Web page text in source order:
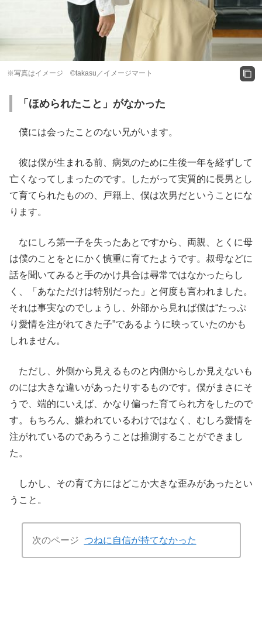
※写真はイメージ ©takasu／イメージマート
「ほめられたこと」がなかった
僕には会ったことのない兄がいます。
彼は僕が生まれる前、病気のために生後一年を経ずして
亡くなってしまったのです。したがって実質的に長男とし
て育てられたものの、戸籍上、僕は次男だということにな
ります。
なにしろ第一子を失ったあとですから、両親、とくに母
は僕のことをとにかく慎重に育てたようです。叔母などに
話を聞いてみると手のかけ具合は尋常ではなかったらし
く、「あなただけは特別だった」と何度も言われました。
それは事実なのでしょうし、外部から見れば僕は“たっぷ
り愛情を注がれてきた子”であるように映っていたのかも
しれません。
ただし、外側から見えるものと内側からしか見えないも
のには大きな違いがあったりするものです。僕がまさにそ
うで、端的にいえば、かなり偏った育てられ方をしたので
す。もちろん、嫌われているわけではなく、むしろ愛情を
注がれているのであろうことは推測することができまし
た。
しかし、その育て方にはどこか大きな歪みがあったとい
うこと。
次のページ つねに自信が持てなかった